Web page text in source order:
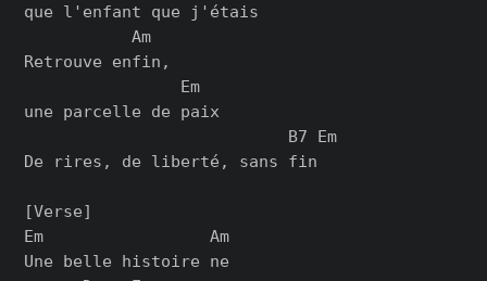
que l'enfant que j'étais
           Am
Retrouve enfin,
                Em
une parcelle de paix
                           B7 Em
De rires, de liberté, sans fin
[Verse]
Em                 Am
Une belle histoire ne